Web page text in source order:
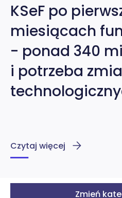
KSeF po
miesiącach
- ponad 340
i potrzeba
Czytaj więcej
Zmień